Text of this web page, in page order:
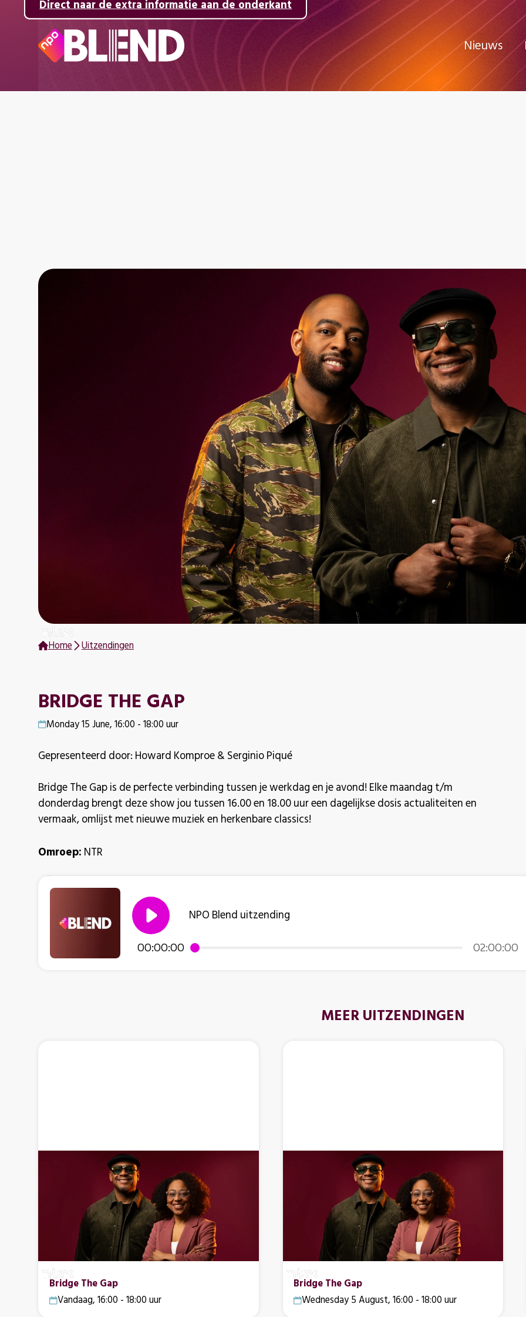
Direct naar de inhoud
Direct naar de hoofdnavigatie
Direct naar de extra informatie aan de onderkant
Nieuws
Home Uitzendingen
BRIDGE THE GAP
Monday 15 June, 16:00 - 18:00 uur
Gepresenteerd door: Howard Komproe & Serginio Piqué
Bridge The Gap is de perfecte verbinding tussen je werkdag en je avond! Elke maandag t/m
donderdag brengt deze show jou tussen 16.00 en 18.00 uur een dagelijkse dosis actualiteiten en
vermaak, omlijst met nieuwe muziek en herkenbare classics!
Omroep: NTR
00:00:00 02:00:00
NPO Blend uitzending
MEER UITZENDINGEN
Bridge The Gap
Vandaag, 16:00 - 18:00 uur
Bridge The Gap
Wednesday 5 August, 16:00 - 18:00 uur